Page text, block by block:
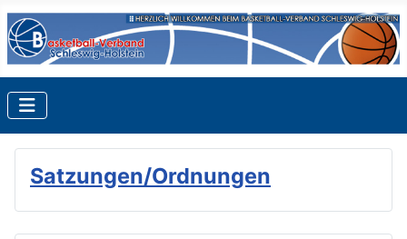
Satzungen/Ordnungen